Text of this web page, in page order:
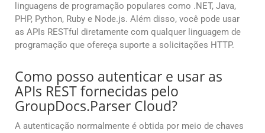
linguagens de programação populares como .NET, Java,
PHP, Python, Ruby e Node.js. Além disso, você pode usar
as APIs RESTful diretamente com qualquer linguagem de
programação que ofereça suporte a solicitações HTTP.
Como posso autenticar e usar as
APIs REST fornecidas pelo
GroupDocs.Parser Cloud?
A autenticação normalmente é obtida por meio de chaves